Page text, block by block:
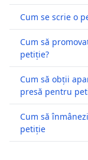
Cum se scrie o
Cum să
petiție?
Cum să obții
presă pentru
Cum să
petiție